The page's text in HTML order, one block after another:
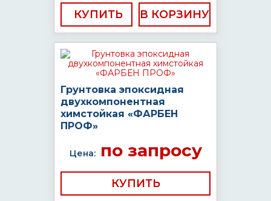
КУПИТЬ
Грунтовка эпоксидная
двухкомпонентная
химстойкая «ФАРБЕН
ПРОФ»
Цена:по запросу
КУПИТЬ